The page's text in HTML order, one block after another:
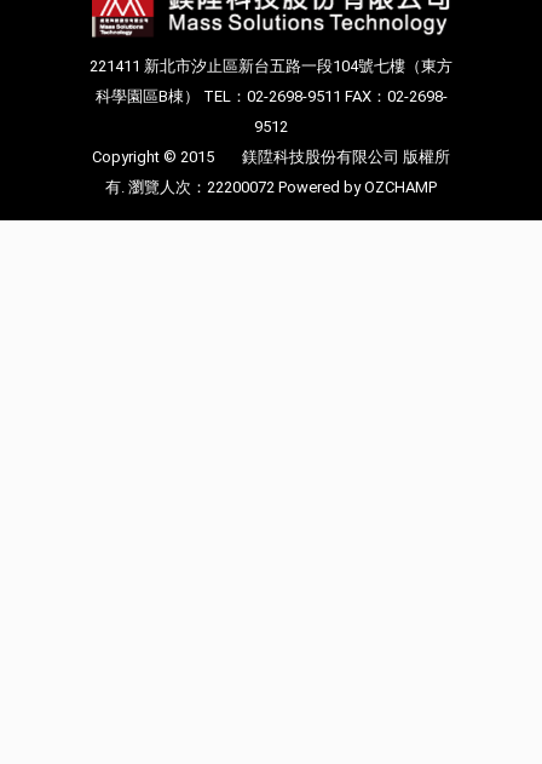
221411 新北市汐止區新台五路一段104號七樓（東方
科學園區B棟） TEL：02-2698-9511 FAX：02-2698-
9512
Copyright © 2015
鎂陞科技股份有限公司 版權所
有. 瀏覽人次：22200072 Powered by OZCHAMP